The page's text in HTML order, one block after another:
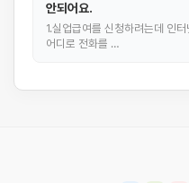
안되어요.
1.실업급여를 신청하려는데 인
어디로 전화를 …